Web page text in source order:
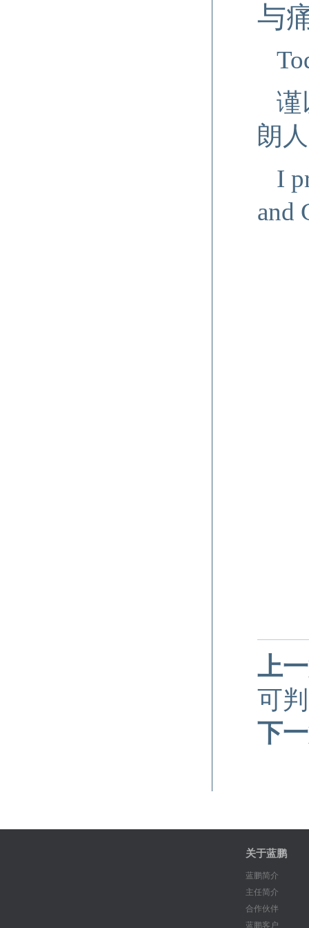
与
谨
朗
I
and
上
可
下
关于蓝鹏
蓝鹏简介
主任简介
合作伙伴
蓝鹏客户